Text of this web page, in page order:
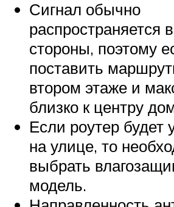
Сигнал обычно
распространяется
стороны, поэтому
поставить
втором этаже и
близко к центру
Если роутер будет
на улице, то
выбрать
модель.